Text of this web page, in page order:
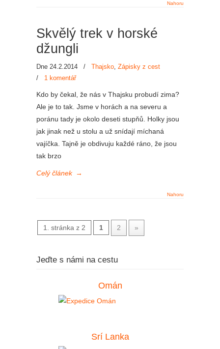
Nahoru
Skvělý trek v horské
džungli
Dne 24.2.2014 / Thajsko, Zápisky z cest
/ 1 komentář
Kdo by čekal, že nás v Thajsku probudí zima?
Ale je to tak. Jsme v horách a na severu a
poránu tady je okolo deseti stupňů. Holky jsou
jak jinak než u stolu a už snídají míchaná
vajíčka. Tajně je obdivuju každé ráno, že jsou
tak brzo
Celý článek →
Nahoru
1. stránka z 2 1 2 »
Jeďte s námi na cestu
Omán
Srí Lanka